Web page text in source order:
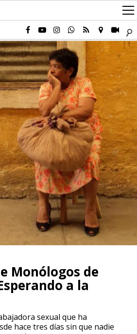
Monólogos de
a la
sexual que ha
hace tres días sin que nadie